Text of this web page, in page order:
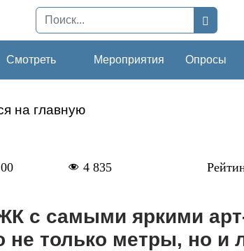
Смотреть Мероприятия Опросы
на главную
4 835
с самыми яркими
не только метры, но и